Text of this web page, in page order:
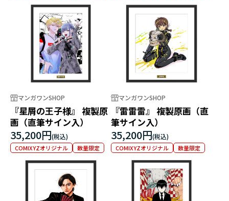
マンガワンSHOP
『星屑の王子様』 複製原
画（直筆サイン入）
35,200円
COMIXYZオリジナル 数量限定
マンガワンSHOP
『雷雷雷』 複製原画（直
筆サイン入）
35,200円
COMIXYZオリジナル 数量限定